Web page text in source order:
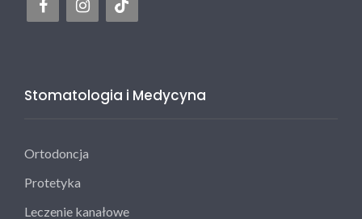
Stomatologia i Medycyna
Ortodoncja
Protetyka
Leczenie kanałowe